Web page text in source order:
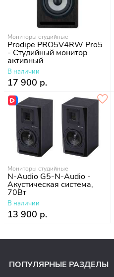
Мониторы студийные
Prodipe PRO5V4RW Pro5
- Студийный монитор
активный
В наличии
17 900 р.
Мониторы студийные
N-Audio G5-N-Audio -
Акустическая система,
70Вт
В наличии
13 900 р.
ПОПУЛЯРНЫЕ РАЗДЕЛЫ